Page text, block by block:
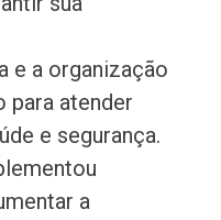
e a organização
para atender
e segurança.
a